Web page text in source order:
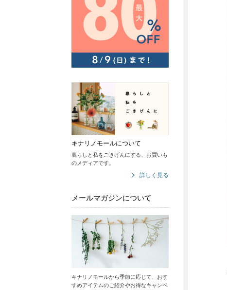
キナリノモールについて
暮らしと私をごきげんにする、お買いも
のメディアです。
詳しく見る
メールマガジンについて
キナリノモールから季節に応じて、おす
すめアイテムのご紹介やお得なキャンペ